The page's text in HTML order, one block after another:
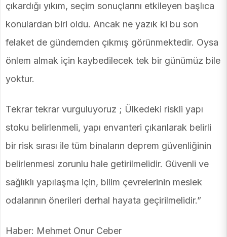
çıkardığı yıkım, seçim sonuçlarını etkileyen başlıca
konulardan biri oldu. Ancak ne yazık ki bu son
felaket de gündemden çıkmış görünmektedir. Oysa
önlem almak için kaybedilecek tek bir günümüz bile
yoktur.
Tekrar tekrar vurguluyoruz ; Ülkedeki riskli yapı
stoku belirlenmeli, yapı envanteri çıkarılarak belirli
bir risk sırası ile tüm binaların deprem güvenliğinin
belirlenmesi zorunlu hale getirilmelidir. Güvenli ve
sağlıklı yapılaşma için, bilim çevrelerinin meslek
odalarının önerileri derhal hayata geçirilmelidir.”
Haber: Mehmet Onur Ceber